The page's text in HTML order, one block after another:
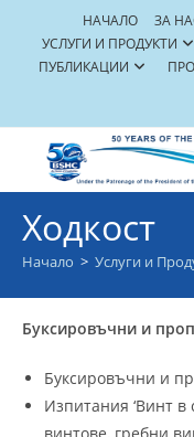
content
НАЧАЛО ЗА
УСЛУГИ И ПРОДУКТИ
ПУБЛИКАЦИИ
Ходкост
Начало > Услуги и
Буксировъчни и
Буксировъчни и
Изпитания ‘Винт в